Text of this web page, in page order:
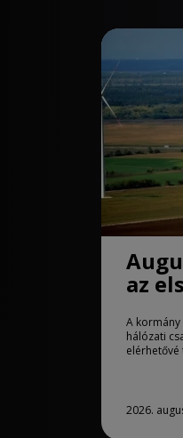
az
A
hálózati
elérhetővé
2026.